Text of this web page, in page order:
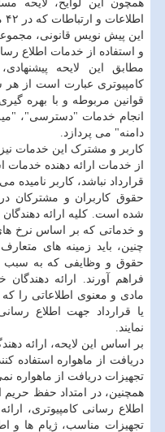
همچون این لوایح، لایحه
اطلاعات و ارتباطات که در ۴۲ ماده تدوین شده است.
این پیش نویس قانونی،
و استفاده از خدمات اطلاع
مطابق این لایحه
کامپیوتری عبارت است از
قوانین مربوطه و با بهره
انجام خدمات "دسترسی"،
دامنه" می پردازد.
کاربر و مشترک این خدمات
از خدمات ارائه دهنده خدمات
قرارداد نباشد، کاربر نامیده
حقوق کاربران و مشترکان
شده است. کلیه ارائه دهندگان
و خدماتی که بر اساس نرخ
چنین، باید زمینه های
حقوق و وظایفی که به سبب
فراهم آورند. ارائه
مادی و معنوی اطلاعاتی را
یا قرارداد جهت اطلاع
نمایند.
بر اساس این لایحه، ارائه
دریافت از ماهواره استفاده
تجهیزات دریافت از ماهواره
همچنین، در امتداد حفظ
اطلاع رسانی کامپیوتری،
تجهیزات مناسب، ژیام ها و